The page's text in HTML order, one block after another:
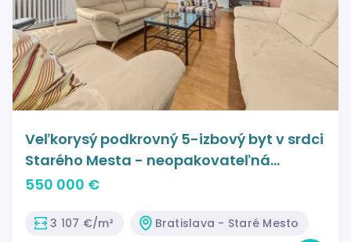
Veľkorysý podkrovný 5-izbový byt v srdci
Starého Mesta - neopakovateľná
atmosféra pod strechami mesta.
550 000 €
3 107 €/m² Bratislava - Staré Mesto